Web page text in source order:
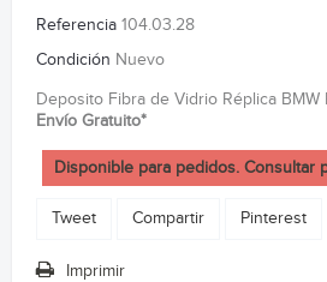
Referencia 104.03.28
Condición Nuevo
Deposito Fibra de Vidrio Réplica BMW
Envío Gratuito*
Disponible para pedidos. Consultar
Tweet Compartir Pinterest
Imprimir